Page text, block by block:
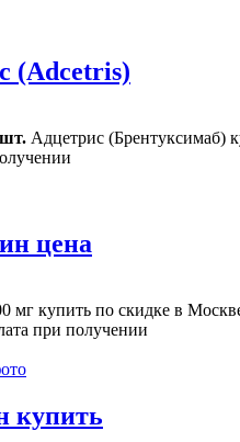
(Adcetris)
Адцетрис (Брентуксимаб)
цена
мг купить по скидке в
при получении
купить